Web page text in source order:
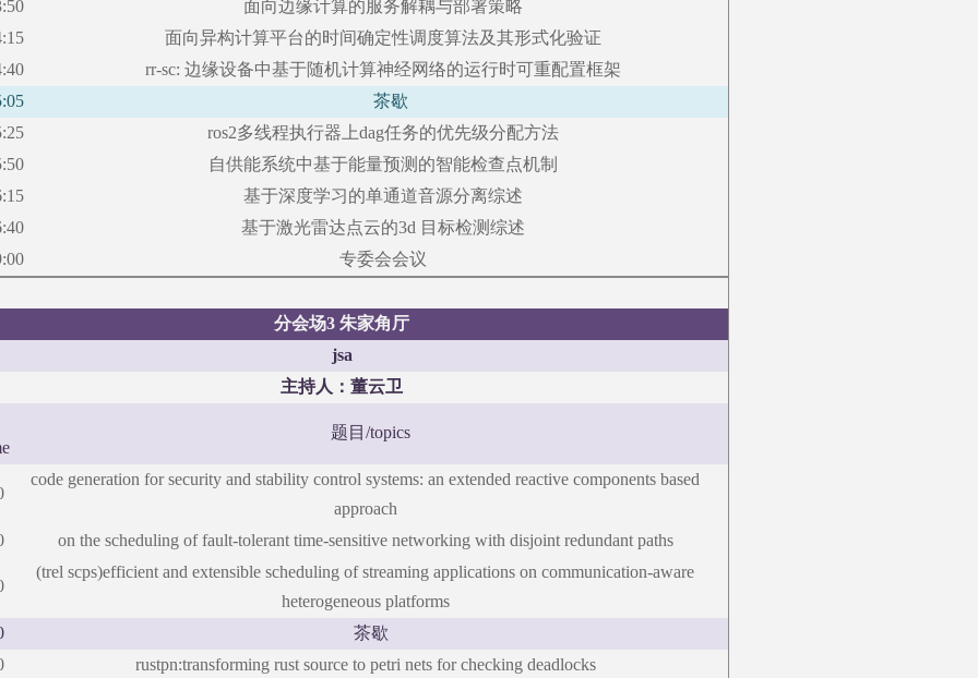
面向边缘计算的服务解耦与部署策略
面向异构计算平台的时间确定性调度算法及其形式化验证
rr-sc: 边缘设备中基于随机计算神经网络的运行时可重配置框架
茶歇
ros2多线程执行器上dag任务的优先级分配方法
自供能系统中基于能量预测的智能检查点机制
基于深度学习的单通道音源分离综述
基于激光雷达点云的3d 目标检测综述
专委会会议
分会场3 朱家角厅
jsa
主持人：董云卫
题目 /topics
code generation for security and stability control systems: an extended reactive components based
approach
on the scheduling of fault-tolerant time-sensitive networking with disjoint redundant paths
(trel scps)efficient and extensible scheduling of streaming applications on communication-aware
heterogeneous platforms
茶歇
rustpn:transforming rust source to petri nets for checking deadlocks